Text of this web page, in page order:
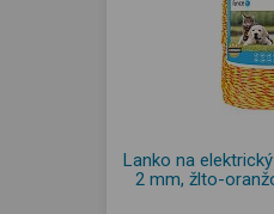
Lanko na
2 mm, žlto-